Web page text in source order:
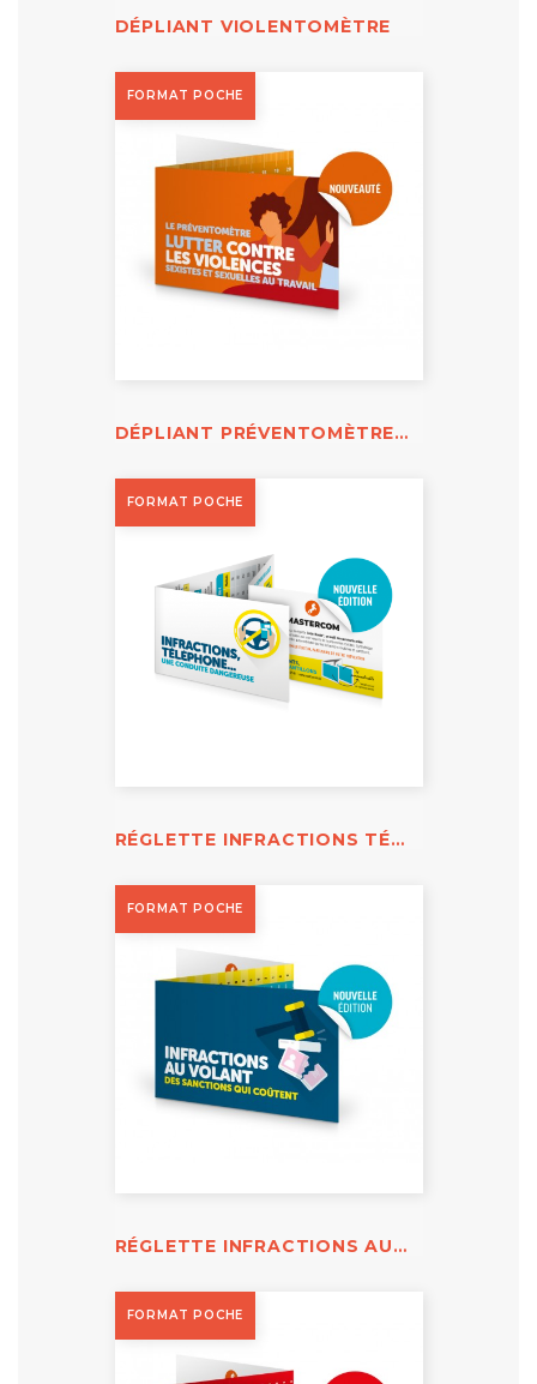
DÉPLIANT VIOLENTOMÈTRE
FORMAT POCHE
DÉPLIANT PRÉVENTOMÈTRE VSST
FORMAT POCHE
RÉGLETTE INFRACTIONS TÉLÉPHONE AU VOLANT
FORMAT POCHE
RÉGLETTE INFRACTIONS AU VOLANT
FORMAT POCHE